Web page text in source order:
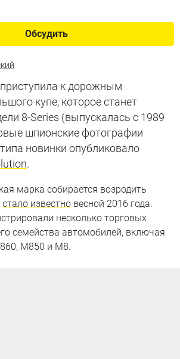
Обсудить
к дорожным
купе, которое станет
8-Series (выпускалась с 1989
шпионские фотографии
новинки опубликовало
.
марка собирается возродить
стало известно весной 2016 года.
несколько торговых
семейства автомобилей, включая
M850 и M8.